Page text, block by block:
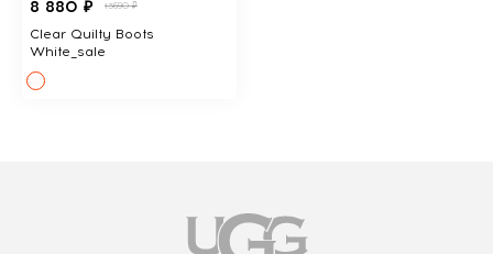
8 880 ₽ 13690 ₽
Clear Quilty Boots
White_sale